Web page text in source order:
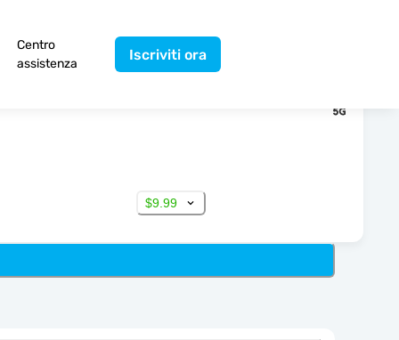
Centro
assistenza
Iscriviti ora
$9.99